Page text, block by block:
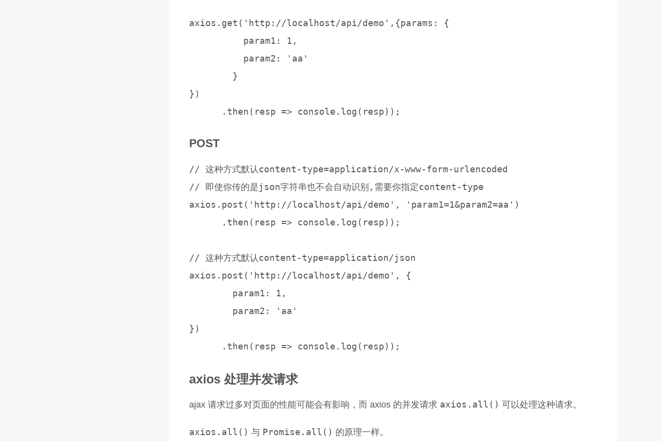
axios.get('http://localhost/api/demo',{params: {
})
POST
// 这种方式默认content-type=application/x-www-form-urlencoded
// 即使你传的是json字符串也不会自动识别,需要你指定content-type
axios.post('http://localhost/api/demo', 'param1=1&param2=aa')
      .then(resp => console.log(resp));
// 这种方式默认content-type=application/json
axios.post('http://localhost/api/demo', {
})
axios 处理并发请求
ajax 请求过多对页面的性能可能会有影响，而 axios 的并发请求 axios.all() 可以处理这种请求。
axios.all() 与 Promise.all() 的原理一样。